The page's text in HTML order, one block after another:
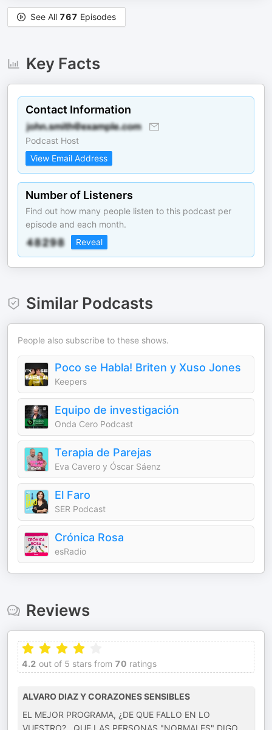
See All 767 Episodes
Key Facts
Contact Information
Podcast Host
View Email Address
Number of Listeners
Find out how many people listen to this podcast per
episode and each month.
Reveal
Similar Podcasts
People also subscribe to these shows.
Poco se Habla! Briten y Xuso Jones
Keepers
Equipo de investigación
Onda Cero Podcast
Terapia de Parejas
Eva Cavero y Óscar Sáenz
El Faro
SER Podcast
Crónica Rosa
esRadio
Reviews
4.2 out of 5 stars from 70 ratings
ALVARO DIAZ Y CORAZONES SENSIBLES
EL MEJOR PROGRAMA, ¿DE QUE FALLO EN LO
VUESTRO? , QUE LAS PERSONAS "NORMALES" DIGO